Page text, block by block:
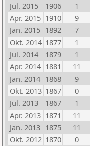
Jul. 2015
1906 1
Apr. 2015 1910 9
Jan. 2015 1892 7
Okt. 2014 1877 1
Jul. 2014
1879 1
Apr. 2014 1881 11
Jan. 2014 1868 9
Okt. 2013 1867 0
Jul. 2013
1867 1
Apr. 2013 1871 11
Jan. 2013 1875 11
Okt. 2012 1870 0